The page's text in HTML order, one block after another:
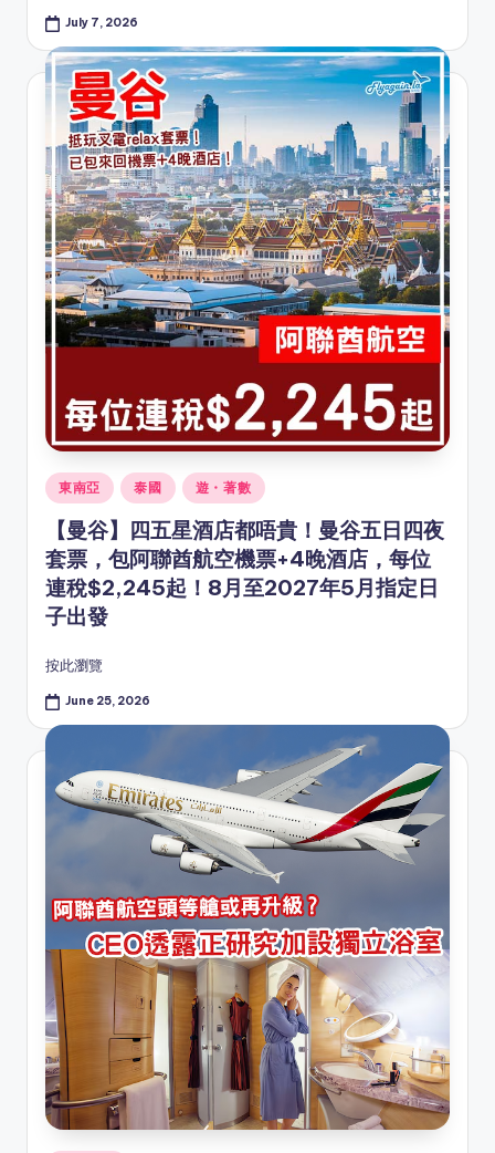
July 7, 2026
Posted
in
東南亞 泰國 遊・著數
【曼谷】四五星酒店都唔貴！曼谷五日四夜
套票，包阿聯酋航空機票+4晚酒店，每位
連稅$2,245起！8月至2027年5月指定日
子出發
按此瀏覽
June 25, 2026